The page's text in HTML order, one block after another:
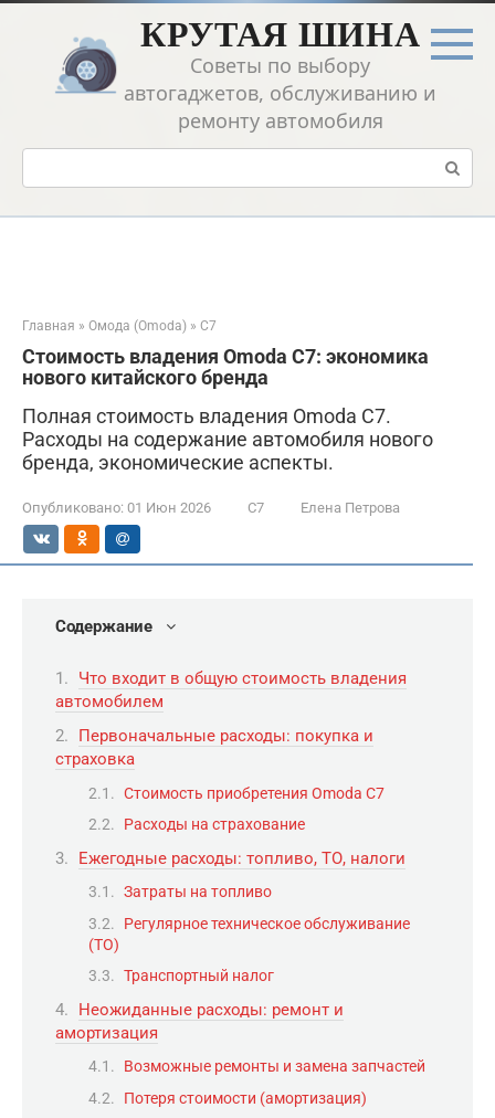
Перейти
контенту
КРУТАЯ ШИНА
Советы по выбору
автогаджетов, обслуживанию и
ремонту автомобиля
Поиск:
Главная » Омода (Omoda) » C7
Стоимость владения Omoda C7: экономика
нового китайского бренда
Полная стоимость владения Omoda C7.
Расходы на содержание автомобиля нового
бренда, экономические аспекты.
Опубликовано: 01 Июн 2026 C7 Елена Петрова
Содержание
Что входит в общую стоимость владения
автомобилем
Первоначальные расходы: покупка и
страховка
Стоимость приобретения Omoda C7
Расходы на страхование
Ежегодные расходы: топливо, ТО, налоги
Затраты на топливо
Регулярное техническое обслуживание
(ТО)
Транспортный налог
Неожиданные расходы: ремонт и
амортизация
Возможные ремонты и замена запчастей
Потеря стоимости (амортизация)